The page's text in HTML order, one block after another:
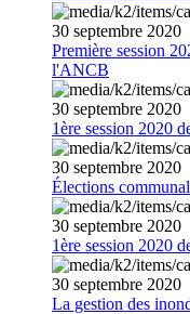
30 septembre 2020
Première session
l'ANCB
30 septembre 2020
1ère session 2020
30 septembre 2020
Élections
30 septembre 2020
1ère session 2020
30 septembre 2020
La gestion des